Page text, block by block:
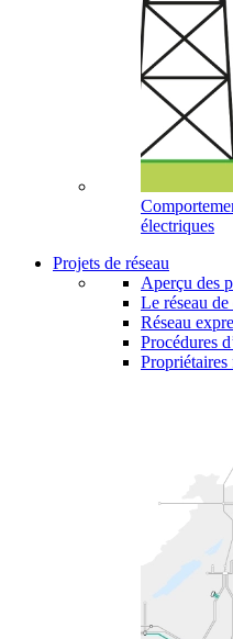
électriques
Projets de réseau
Aperçu des
Le réseau de
Réseau
Procédures
Propriétaires